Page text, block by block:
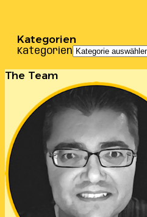
Kategorien
Kategorien
The Team